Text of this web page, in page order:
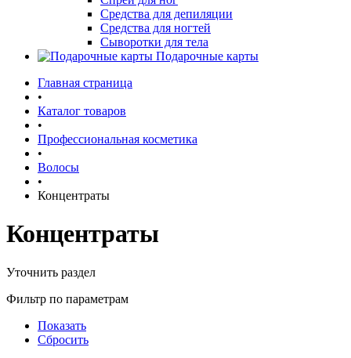
Средства для депиляции
Средства для ногтей
Сыворотки для тела
Подарочные карты
Главная страница
•
Каталог товаров
•
Профессиональная косметика
•
Волосы
•
Концентраты
Концентраты
Уточнить раздел
Фильтр по параметрам
Показать
Сбросить